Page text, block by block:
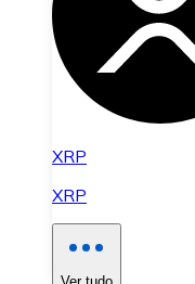
XRP
XRP